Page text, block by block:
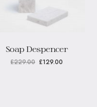
Soap Despencer
£229.00 £129.00